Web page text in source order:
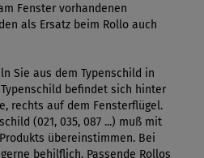
Fenster vorhandenen
als Ersatz beim Rollo auch
Sie aus dem Typenschild in
Typenschild befindet sich hinter
rechts auf dem Fensterflügel.
(021, 035, 087 ...) muß mit
übereinstimmen. Bei
behilflich. Passende Rollos